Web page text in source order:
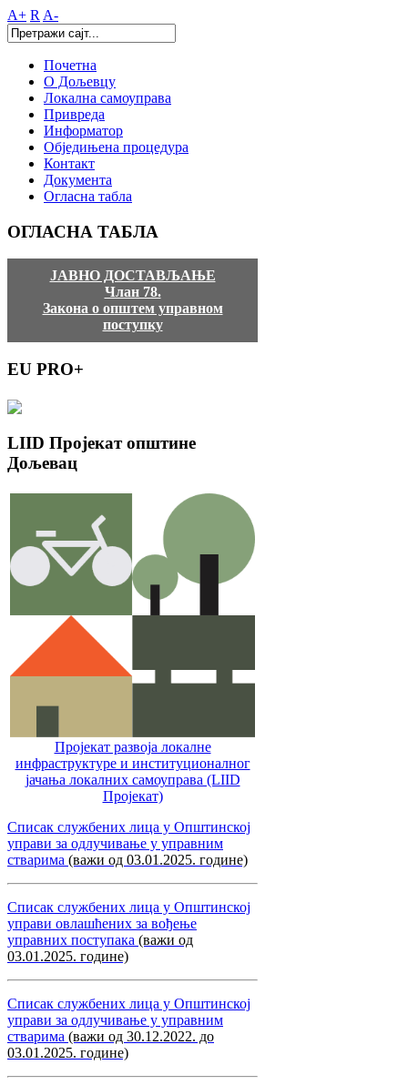
A+ R A-
Почетна
О Дољевцу
Локална самоуправа
Привреда
Информатор
Обједињена процедура
Контакт
Документа
Огласна табла
ОГЛАСНА ТАБЛА
ЈАВНО ДОСТАВЉАЊЕ
Члан 78.
Закона о општем управном
поступку
EU PRO+
LIID Пројекат општине
Дољевац
Пројекат развоја локалне
инфраструктуре и институционалног
јачања локалних самоуправa (LIID
Пројекат)
Списак службених лица у Општинској
управи за одлучивање у управним
стварима (важи од 03.01.2025. године)
Списак службених лица у Општинској
управи овлашћених за вођење
управних поступака (важи од
03.01.2025. године)
Списак службених лица у Општинској
управи за одлучивање у управним
стварима (важи од 30.12.2022. до
03.01.2025. године)